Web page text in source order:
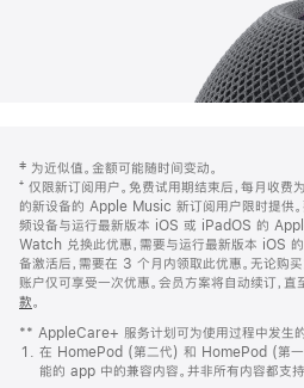
页
页
脚
注
‡ 为近似值。金额可能随时间变动。
⁺ 仅限新订阅用户。免费试用期结束后，每月收
的新设备的 Apple Music 新订阅用户限时提供。
频设备与运行最新版本 iOS 或 iPadOS 的
Watch 兑换此优惠，需要与运行最新版本 iOS
备激活后，需要在 3 个月内领取此优惠。无论购
账户仅可享受一次优惠。会员方案将自动续订，
款。
窗
口
中
** AppleCare+ 服务计划可为使用过程中发生的
在 HomePod (第二代) 和 HomePod (第一
能的 app 中的兼容内容。并非所有内容都支持